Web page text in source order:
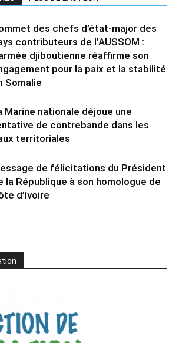
des chefs d’état-major des
contributeurs de l’AUSSOM :
djiboutienne réaffirme son
pour la paix et la stabilité
Somalie
Marine nationale déjoue une
de contrebande dans les
territoriales
de félicitations du Président
la République à son homologue de
d’Ivoire